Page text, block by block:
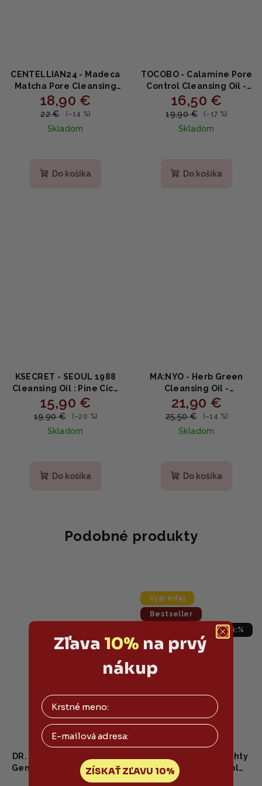
CENTELLIAN24 - Madeca
Matcha Pore Cleansing
Oil - Čistiaci olej na póry
s matchou a centellou
18,90 €
22 € (–14 %)
Skladom
Do košíka
TOCOBO - Calamine Pore
Control Cleansing Oil -
čistiaci olej s kalamínom
a mliečnym olejom
16,50 €
19,90 € (–17 %)
Skladom
Do košíka
KSECRET - SEOUL 1988
Cleansing Oil : Pine Cica
1% + Probiotics - Čistiaci
olej s extraktom borovice
15,90 €
19,90 € (–20 %)
Skladom
Do košíka
MA:NYO - Herb Green
Cleansing Oil -
Hydrofilný čistiaci olej na
tvár 200ml
21,90 €
25,50 € (–14 %)
Skladom
Do košíka
Podobné produkty
DR. ALTHEA - Amino Acid
Gentle Bubble Cleanser
- Jemná čistiaca pena s
13,90 €
Výpredaj
Bestseller
SALECODE:LETO10:10:%
PURITO SEOUL - Mighty
Bamboo Panthenol
Cleanser - Upokojujúca
Zľava 10% na prvý
nákup
Email
ZÍSKAŤ ZĽAVU 10%